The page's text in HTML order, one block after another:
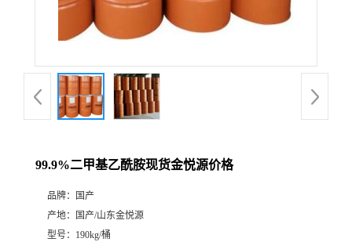
99.9%二甲基乙酰胺现货金悦源价格
品牌：
国产
产地：
国产/山东金悦源
型号： 190kg/桶